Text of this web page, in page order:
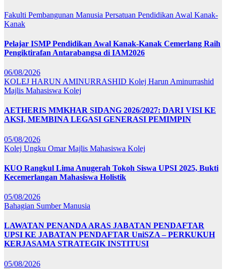
Fakulti Pembangunan Manusia Persatuan Pendidikan Awal Kanak-
Kanak
Pelajar ISMP Pendidikan Awal Kanak-Kanak Cemerlang Raih
Pengiktirafan Antarabangsa di IAM2026
06/08/2026
KOLEJ HARUN AMINURRASHID Kolej Harun Aminurrashid
Majlis Mahasiswa Kolej
AETHERIS MMKHAR SIDANG 2026/2027: DARI VISI KE
AKSI, MEMBINA LEGASI GENERASI PEMIMPIN
05/08/2026
Kolej Ungku OmarMajlis Mahasiswa Kolej
KUO Rangkul Lima Anugerah Tokoh Siswa UPSI 2025, Bukti
Kecemerlangan Mahasiswa Holistik
05/08/2026
Bahagian Sumber Manusia
LAWATAN PENANDA ARAS JABATAN PENDAFTAR
UPSI KE JABATAN PENDAFTAR UniSZA – PERKUKUH
KERJASAMA STRATEGIK INSTITUSI
05/08/2026